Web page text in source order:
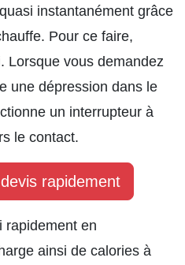
instantanément grâce
Pour ce faire,
Lorsque vous demandez
une dépression dans le
un interrupteur à
le contact.
rapidement
rapidement en
ainsi de calories à